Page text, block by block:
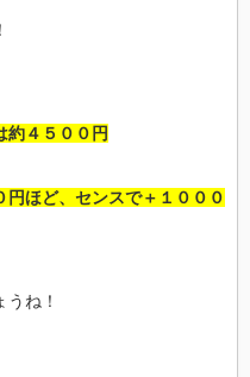
約４５００円
ほど、センスで＋１０００
ね！